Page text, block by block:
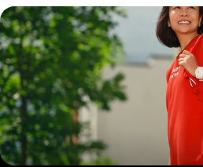
Водитель
грузовой машины